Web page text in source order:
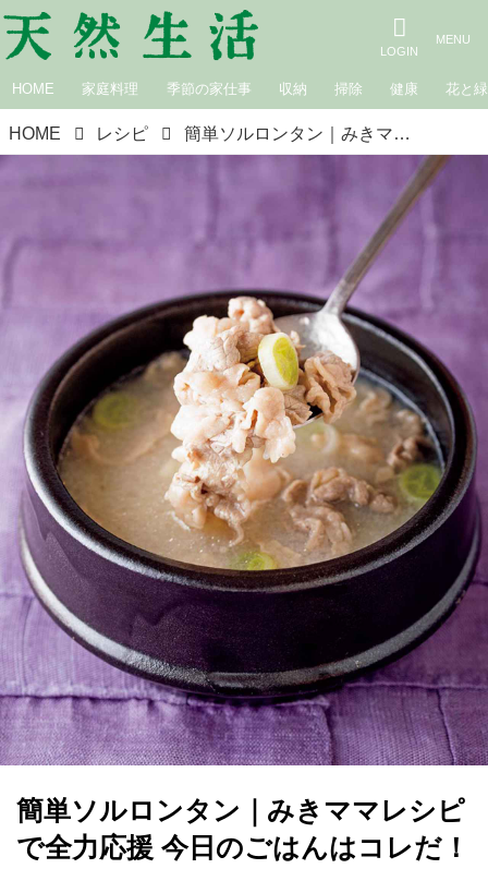
HOME 家庭料理 季節の家仕事 収納 掃除 健康 花と緑
HOME レシピ 簡単ソルロンタン｜みきママレシピで全力応援 今日のごはんはコレだ！
簡単ソルロンタン｜みきママレシピ
で全力応援 今日のごはんはコレだ！